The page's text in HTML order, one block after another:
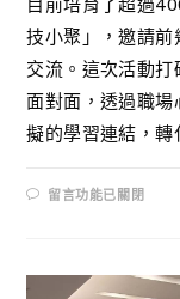
技小聚」，邀請
交流。這次活動
面對面，透過職
擬的學習連結，轉
留言功能已關閉